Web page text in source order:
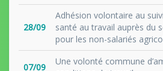
28/09
Adhésion volontaire au
santé au travail auprès du
pour les non-salariés
07/09
Une volonté commune